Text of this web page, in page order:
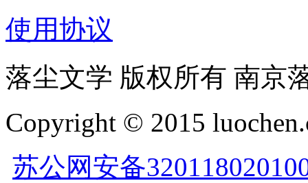
使用协议
落尘文学 版权所有 南京
Copyright © 2015
苏公网安备